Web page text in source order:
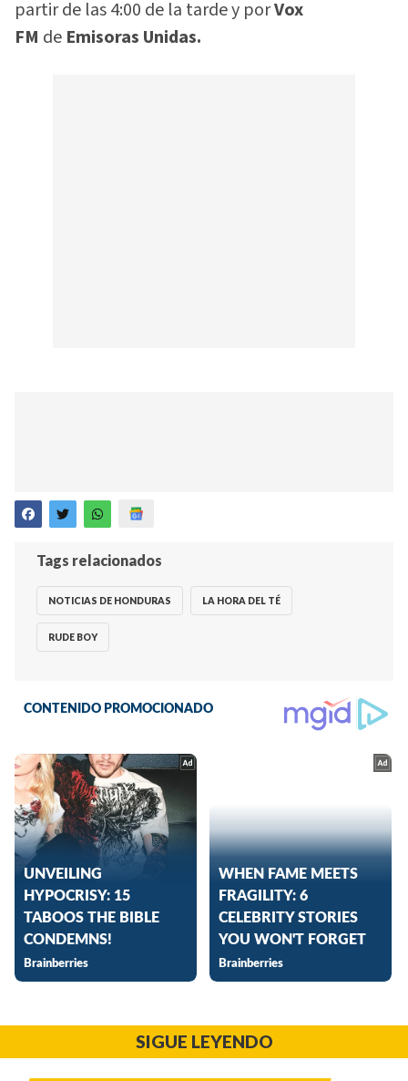
partir de las 4:00 de la tarde y porVox
FM de Emisoras Unidas.
Tags relacionados
NOTICIAS DE HONDURAS LA HORA DEL TÉ
RUDE BOY
SIGUE LEYENDO